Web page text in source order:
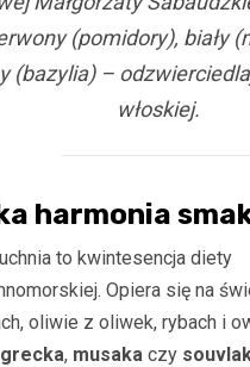
(pomidory), biały
(bazylia) –
włoskiej.
harmonia
to kwintesencja diety
Opiera się na
oliwie z oliwek, rybach i
, musaka czy